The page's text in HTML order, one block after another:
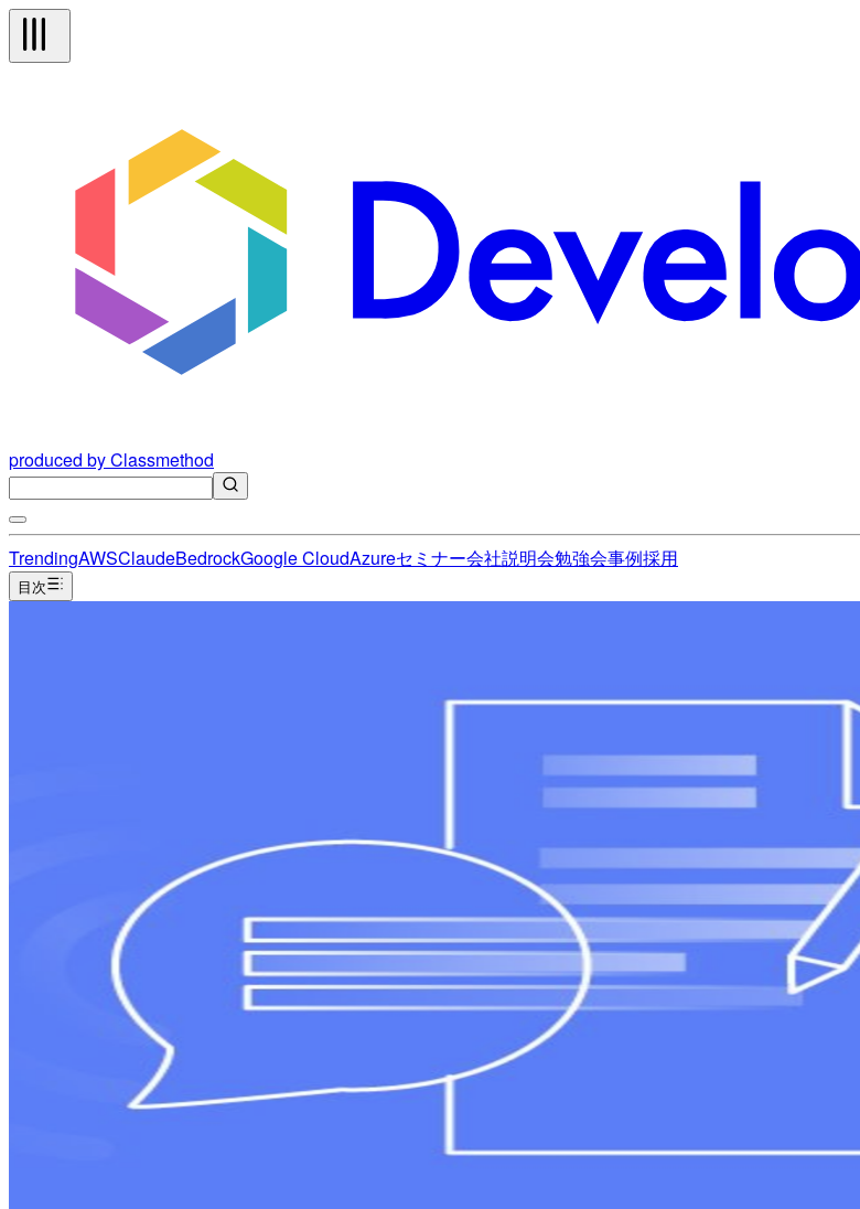
produced by Classmethod
TrendingAWSClaudeBedrockGoogle CloudAzureセミナー会社説明会勉強会事例採用
目次